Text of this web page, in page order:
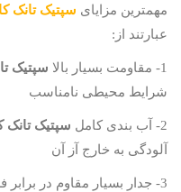
مهمترین مزایای سپتیک تانک
عبارتند از:
1- مقاومت بسیار بالا سپتیک
شرایط محیطی نامناسب
2- آب بندی کامل سپتیک تانک
آلودگی به خارج آز آن
3- جدار بسیار مقاوم در برابر فشارهای وارده از سوی خاک اطراف